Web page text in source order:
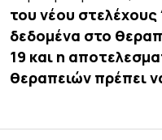
του νέου
δεδομένα στο
19 και η
θεραπειών πρέπει